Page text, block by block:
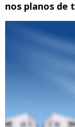
nos planos de